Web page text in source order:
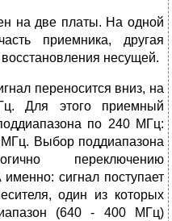
на две платы. На одной
приемника, другая
несущей.
переносится вниз, на
Для этого приемный
по 240 МГц:
Выбор поддиапазона
переключению
сигнал поступает
один из которых
(640 - 400 МГц)